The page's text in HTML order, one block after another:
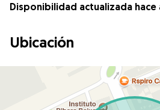
Disponibilidad actualizada hace
Ubicación